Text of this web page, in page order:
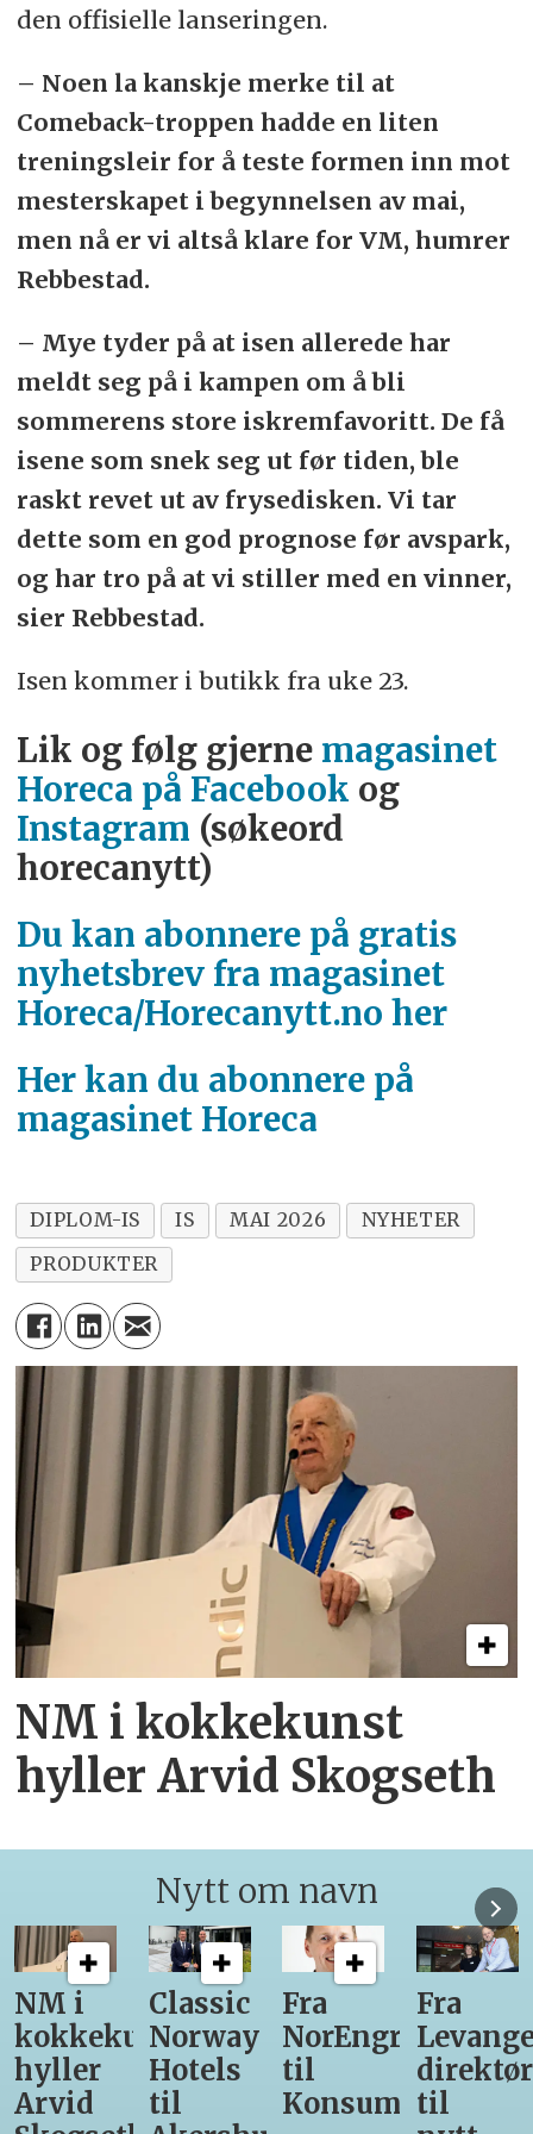
den offisielle lanseringen.
– Noen la kanskje merke til at
Comeback-troppen hadde en liten
treningsleir for å teste formen inn mot
mesterskapet i begynnelsen av mai,
men nå er vi altså klare for VM, humrer
Rebbestad.
– Mye tyder på at isen allerede har
meldt seg på i kampen om å bli
sommerens store iskremfavoritt. De få
isene som snek seg ut før tiden, ble
raskt revet ut av frysedisken. Vi tar
dette som en god prognose før avspark,
og har tro på at vi stiller med en vinner,
sier Rebbestad.
Isen kommer i butikk fra uke 23.
Lik og følg gjerne magasinet
Horeca på Facebook og
Instagram (søkeord
horecanytt)
Du kan abonnere på gratis
nyhetsbrev fra magasinet
Horeca/Horecanytt.no her
Her kan du abonnere på
magasinet Horeca
DIPLOM-IS IS MAI 2026
NYHETER
PRODUKTER
NM i kokkekunst
hyller Arvid Skogseth
Nytt om navn
Classic
Norway
Hotels
til
Fra
NorEngros
til
Konsumgruppen
Fra
Levanger-
direktør
til
12
får
være